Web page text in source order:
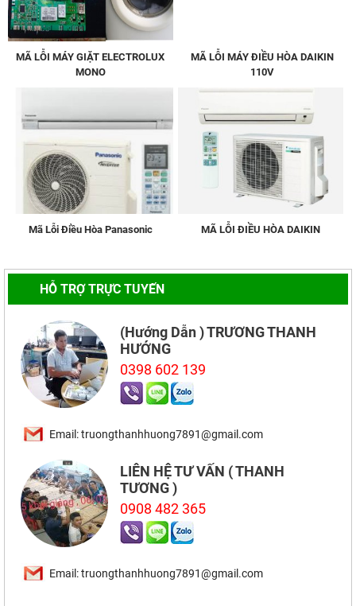
MÃ LỖI MÁY GIẶT ELECTROLUX
MONO
MÃ LỖI MÁY ĐIỀU HÒA DAIKIN
110V
Mã Lỗi Điều Hòa Panasonic MÃ LỖI ĐIỀU HÒA DAIKIN
HỖ TRỢ TRỰC TUYẾN
(Hướng Dẫn ) TRƯƠNG THANH
HƯỚNG
0398 602 139
Email: truongthanhhuong7891@gmail.com
LIÊN HỆ TƯ VẤN ( THANH
TƯƠNG )
0908 482 365
Email: truongthanhhuong7891@gmail.com